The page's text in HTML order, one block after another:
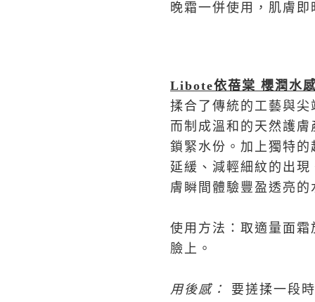
晚霜一併使用，肌膚
Libote依蓓棠 櫻潤水
揉合了傳統的工藝與
而制成溫和的天然護
鎖緊水份。加上獨特
延緩、減輕細紋的出
膚瞬間體驗豐盈透亮的
使用方法：取適量面
臉上。
用後感： 要搓揉一段